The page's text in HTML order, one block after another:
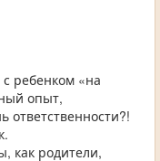
ребенком «на
опыт,
ответственности?!
как родители,